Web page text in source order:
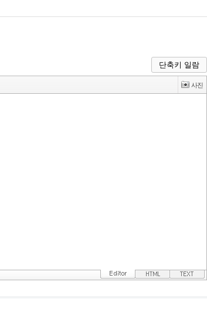
단축키 일람